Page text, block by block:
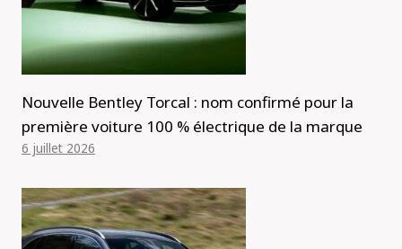
Nouvelle Bentley Torcal : nom confirmé pour la
première voiture 100 % électrique de la marque
6 juillet 2026